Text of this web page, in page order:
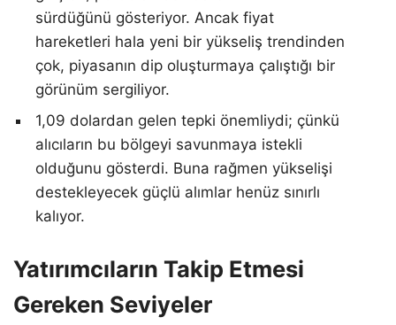
sürdüğünü gösteriyor. Ancak fiyat
hareketleri hala yeni bir yükseliş trendinden
çok, piyasanın dip oluşturmaya çalıştığı bir
görünüm sergiliyor.
1,09 dolardan gelen tepki önemliydi; çünkü
alıcıların bu bölgeyi savunmaya istekli
olduğunu gösterdi. Buna rağmen yükselişi
destekleyecek güçlü alımlar henüz sınırlı
kalıyor.
Yatırımcıların Takip Etmesi
Gereken Seviyeler